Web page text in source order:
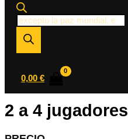
Búsqueda
de
productos
0,00 €
2 a 4 jugadores